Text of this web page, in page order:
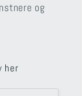
og
her